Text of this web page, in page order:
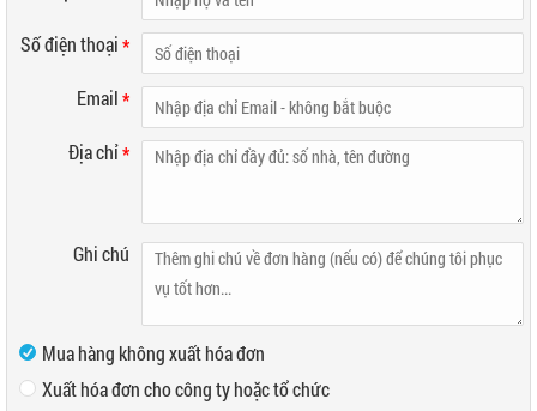
Số điện thoại*
Email*
Địa chỉ*
Ghi chú
Mua hàng không xuất hóa đơn
Xuất hóa đơn cho công ty hoặc tổ chức